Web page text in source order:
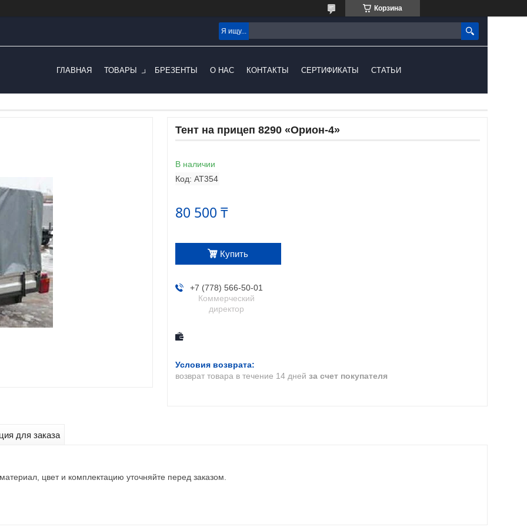
Корзина
ГЛАВНАЯ ТОВАРЫ БРЕЗЕНТЫ О НАС КОНТАКТЫ СЕРТИФИКАТЫ СТАТЬИ
Тент на прицеп 8290 «Орион-4»
В наличии
Код: AT354
80 500 ₸
Купить
+7 (778) 566-50-01
Коммерческий
директор
возврат товара в течение 14 дней за счет покупателя
для заказа
цвет и комплектацию уточняйте перед заказом.